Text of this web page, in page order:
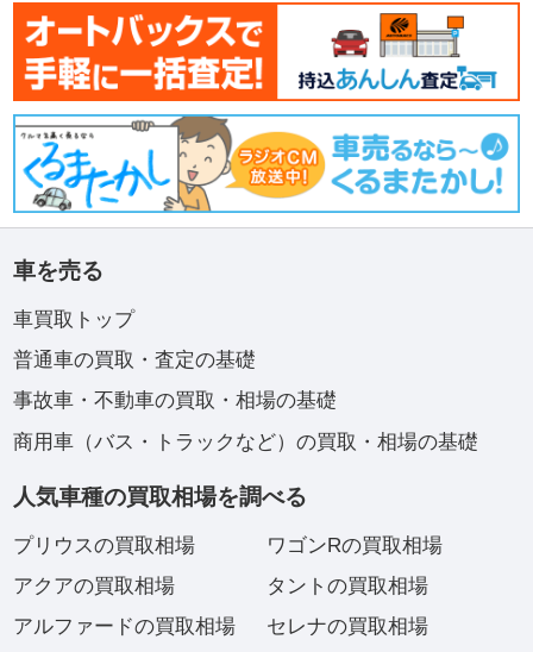
車を売る
車買取トップ
普通車の買取・査定の基礎
事故車・不動車の買取・相場の基礎
商用車（バス・トラックなど）の買取・相場の基礎
人気車種の買取相場を調べる
プリウスの買取相場
アクアの買取相場
アルファードの買取相場
ワゴンRの買取相場
タントの買取相場
セレナの買取相場